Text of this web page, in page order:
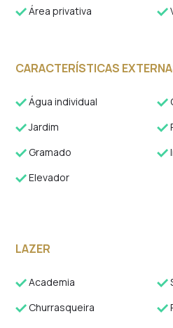
Área privativa
CARACTERÍSTICAS
Água individual
Jardim
Gramado
Elevador
LAZER
Academia
Churrasqueira